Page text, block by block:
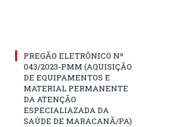
PREGÃO ELETRÔNICO Nº
043/2023-PMM (AQUISIÇÃO
DE EQUIPAMENTOS E
MATERIAL PERMANENTE
DA ATENÇÃO
ESPECIALIAZADA DA
SAÚDE DE MARACANÃ/PA)